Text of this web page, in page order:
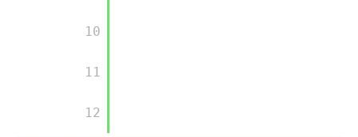
       10
       11
       12